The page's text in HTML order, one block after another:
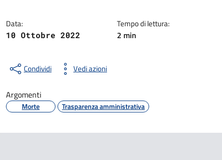
Data:
10 Ottobre 2022
Tempo di lettura:
2 min
Condividi Vedi azioni
Argomenti
Morte Trasparenza amministrativa